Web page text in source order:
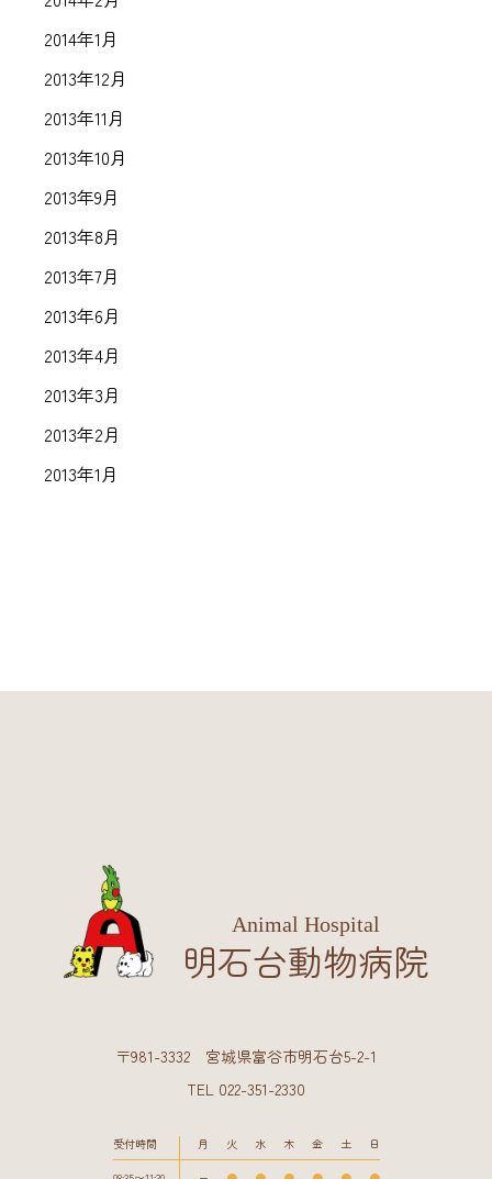
2014年1月
2013年12月
2013年11月
2013年10月
2013年9月
2013年8月
2013年7月
2013年6月
2013年4月
2013年3月
2013年2月
2013年1月
Animal Hospital
明石台動物病院
〒981-3332 宮城県富谷市明石台5-2-1
TEL 022-351-2330
受付時間 月 火 水 木 金 土 日